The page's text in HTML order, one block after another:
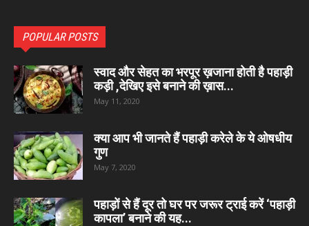
POPULAR POSTS
स्वाद और सेहत का भरपूर ख़जाना होती है पहाड़ी
कड़ी ,देखिए इसे बनाने की ख़ास...
May 11, 2020
क्या आप भी जानते हैं पहाड़ी करेले के ये ओषधीय
गुण
May 7, 2020
पहाड़ों से हैं दूर तो घर पर जरूर ट्राई करें ‘पहाड़ी
कापला’ बनाने की यह...